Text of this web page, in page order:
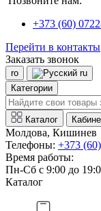
+373 (60)
Перейти в контакты
Заказать звонок
ro
ru
Категории
Каталог
Молдова, Кишинев
Телефоны: +373
Время работы:
Пн-Сб с 9:00 до
Каталог